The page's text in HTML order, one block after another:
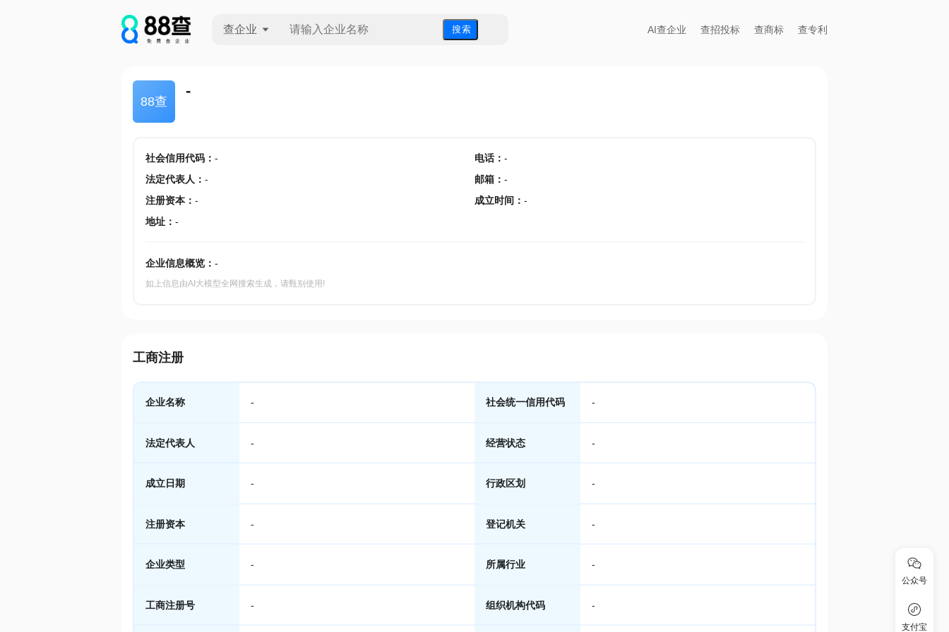
查企业 搜 索 AI查企业 查招投标 查商标 查专利
88查
-
社会信用代码： - 电话： -
法定代表人 ： - 邮箱 ： -
注册资本： - 成立时间 ： -
地址： -
企业信息概览： -
如上信息由AI大模型全网搜索生成，请甄别使用!
工商注册
企业名称 - 社会统一信用代码 -
法定代表人 - 经营状态 -
成立日期 - 行政区划 -
注册资本 - 登记机关 -
企业类型 - 所属行业 -
工商注册号 - 组织机构代码 -
公众号
支付宝